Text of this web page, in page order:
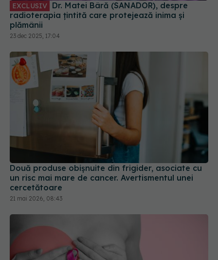
EXCLUSIV
radioterapia țintită care protejează inima și
plămânii
23 dec 2025, 17:04
Două produse obișnuite din frigider, asociate cu
un risc mai mare de cancer. Avertismentul unei
cercetătoare
21 mai 2026, 08:43